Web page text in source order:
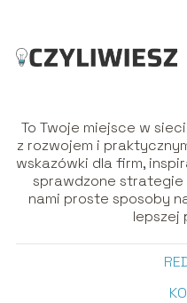
To Twoje miejsce w
z rozwojem i
wskazówki dla firm,
sprawdzone strategie
nami proste sposoby
lepszej